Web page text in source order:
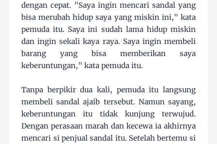
dengan cepat. "Saya ingin mencari sandal yang
bisa merubah hidup saya yang miskin ini," kata
pemuda itu. Saya ini sudah lama hidup miskin
dan ingin sekali kaya raya. Saya ingin membeli
barang yang bisa memberikan saya
keberuntungan," kata pemuda itu.
Tanpa berpikir dua kali, pemuda itu langsung
membeli sandal ajaib tersebut. Namun sayang,
keberuntungan itu tidak kunjung terwujud.
Dengan perasaan marah dan kecewa ia akhirnya
mencari si penjual sandal itu. Setelah bertemu si